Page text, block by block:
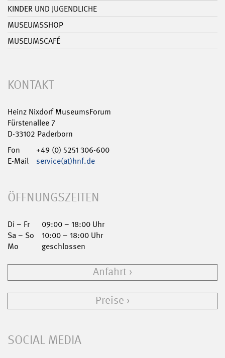
KINDER UND JUGENDLICHE
MUSEUMSSHOP
MUSEUMSCAFÉ
KONTAKT
Heinz Nixdorf MuseumsForum
Fürstenallee 7
D-33102 Paderborn
Fon
+49 (0) 5251 306-600
E-Mail
service(at)hnf.de
ÖFFNUNGSZEITEN
Di – Fr
09:00 – 18:00 Uhr
Sa – So
10:00 – 18:00 Uhr
Mo
geschlossen
Anfahrt
Preise
SOCIAL MEDIA